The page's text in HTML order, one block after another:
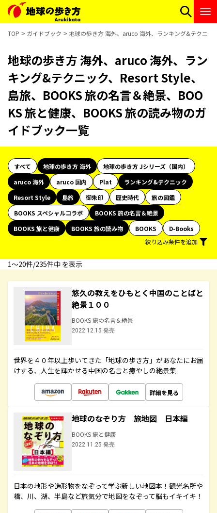
TOP ガイドブック 地球の歩き方 海外、aruco 海外、ランキング&テクニッ
地球の歩き方 海外、aruco 海外、ラン
キング&テクニック、Resort Style、
島旅、BOOKS 旅の名言＆絶景、BOO
KS 旅と健康、BOOKS 旅の読み物のガ
イドブック一覧
すべて 地球の歩き方 海外
地球の歩き方 Jシリーズ（国内）
aruco 海外
aruco 国内 Plat
ランキング&テクニック
Resort Style
島旅 御朱印 歴史時代
旅の図鑑
BOOKS スペシャルコラボ
BOOKS 旅の名言＆絶景
BOOKS 旅と健康
BOOKS 旅の読み物 BOOKS
D-Books
絞り込み条件を追加
1〜20件/235件中 を表示
悠久の教えをひもとく中国のことばと
絶景１００
BOOKS 旅の名言＆絶景
2022.12.15 発売
世界を４０年以上歩いてきた「地球の歩き方」があなたにお届
けする、人生を輝かせる中国の名言と癒やしの絶景集
詳細を見る
地球のなぞり方 旅地図 日本編
BOOKS 旅と健康
2022.11.25 発売
日本の地形や造形物をなぞって学ぶ新しい地図本！観光名所や
橋、川、湖、半島など旅気分で地図をなぞって脳もイキイキ！